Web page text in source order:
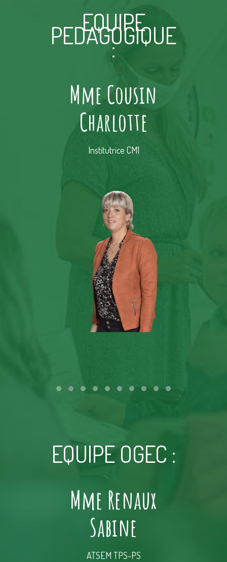
EQUIPE
PEDAGOGIQUE
:
Mme Cousin
Charlotte
Institutrice CM1
EQUIPE OGEC :
Mme Renaux
Sabine
ATSEM TPS-PS